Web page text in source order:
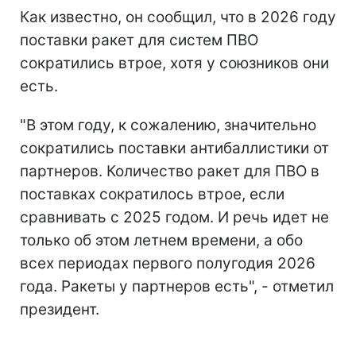
Как известно, он сообщил, что в 2026 году
поставки ракет для систем ПВО
сократились втрое, хотя у союзников они
есть.
"В этом году, к сожалению, значительно
сократились поставки антибаллистики от
партнеров. Количество ракет для ПВО в
поставках сократилось втрое, если
сравнивать с 2025 годом. И речь идет не
только об этом летнем времени, а обо
всех периодах первого полугодия 2026
года. Ракеты у партнеров есть", - отметил
президент.